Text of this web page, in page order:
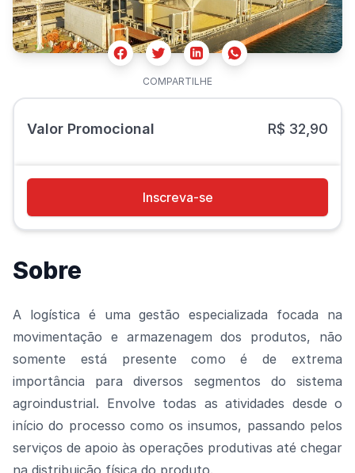
FacebookTwitterLinkedinWhatsapp
COMPARTILHE
Valor Promocional R$ 32,90
Inscreva-se
Sobre
A logística é uma gestão especializada focada na
movimentação e armazenagem dos produtos, não
somente está presente como é de extrema
importância para diversos segmentos do sistema
agroindustrial. Envolve todas as atividades desde o
início do processo como os insumos, passando pelos
serviços de apoio às operações produtivas até chegar